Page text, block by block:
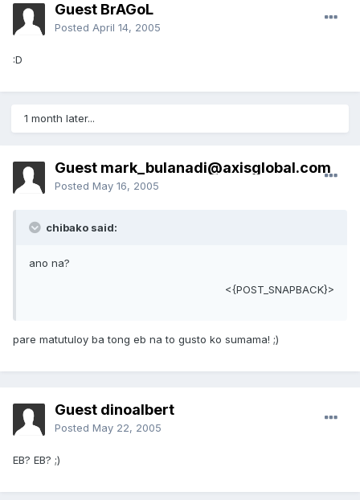
Guest BrAGoL
Posted April 14, 2005
:D
1 month later...
Guest mark_bulanadi@axisglobal.com
Posted May 16, 2005
chibako said:
ano na?
<{POST_SNAPBACK}>
pare matutuloy ba tong eb na to gusto ko sumama! ;)
Guest dinoalbert
Posted May 22, 2005
EB? EB? ;)